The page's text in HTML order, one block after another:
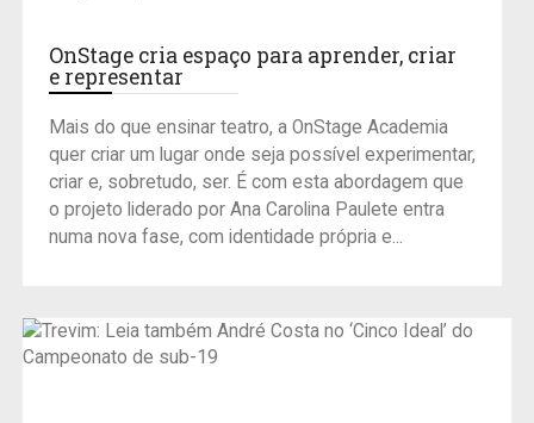
OnStage cria espaço para aprender, criar
e representar
Mais do que ensinar teatro, a OnStage Academia
quer criar um lugar onde seja possível experimentar,
criar e, sobretudo, ser. É com esta abordagem que
o projeto liderado por Ana Carolina Paulete entra
numa nova fase, com identidade própria e...